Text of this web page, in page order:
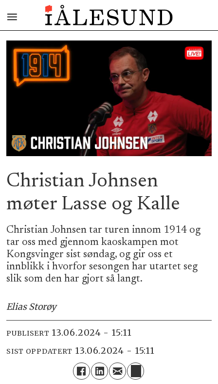
Christian Johnsen
møter Lasse og Kalle
Christian Johnsen tar turen innom 1914 og
tar oss med gjennom kaoskampen mot
Kongsvinger sist søndag, og gir oss et
innblikk i hvorfor sesongen har utartet seg
slik som den har gjort så langt.
Elias Storøy
PUBLISERT 13.06.2024 - 15:11
SIST OPPDATERT 13.06.2024 - 15:11